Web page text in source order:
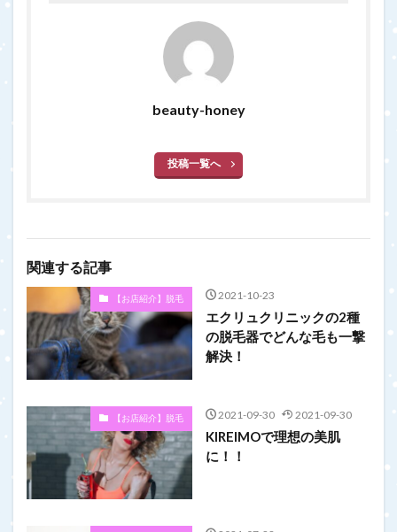
beauty-honey
投稿一覧へ
関連する記事
【お店紹介】脱毛 2021-10-23
エクリュクリニックの2種
の脱毛器でどんな毛も一撃
解決！
【お店紹介】脱毛 2021-09-30 2021-09-30
KIREIMOで理想の美肌
に！！